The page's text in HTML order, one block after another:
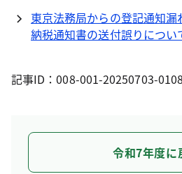
東京法務局からの登記通知
納税通知書の送付誤りについ
記事ID：008-001-20250703-
令和7年度に